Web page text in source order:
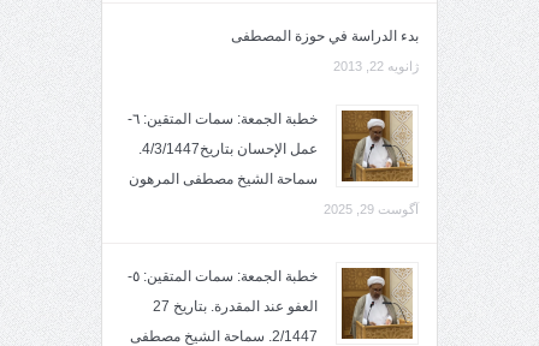
بدء الدراسة في حوزة المصطفى
ژانویه 22, 2013
خطبة الجمعة: سمات المتقين: ٦-
عمل الإحسان بتاريخ4/3/1447.
سماحة الشيخ مصطفى المرهون
آگوست 29, 2025
خطبة الجمعة: سمات المتقين: ٥-
العفو عند المقدرة. بتاريخ 27
2/1447. سماحة الشيخ مصطفى